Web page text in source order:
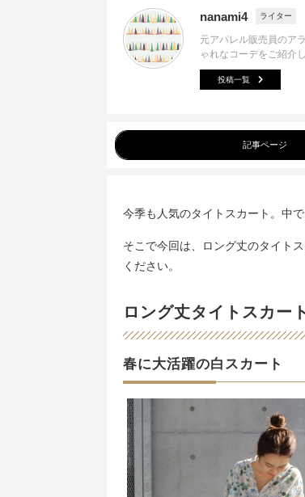
nanami4 ライター
元アパレル販売員のア
ゃれなコーデをご紹介
投稿一覧
記事ページ
今季も人気のタイトスカート。中
そこで今回は、ロング丈のタイト
ください。
ロング丈タイトスカー
春に大活躍の白スカート